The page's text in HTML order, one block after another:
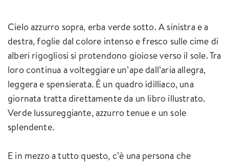
Cielo azzurro sopra, erba verde sotto. A sinistra e a
destra, foglie dal colore intenso e fresco sulle cime di
alberi rigogliosi si protendono gioiose verso il sole. Tra
loro continua a volteggiare un’ape dall’aria allegra,
leggera e spensierata. È un quadro idilliaco, una
giornata tratta direttamente da un libro illustrato.
Verde lussureggiante, azzurro tenue e un sole
splendente.
E in mezzo a tutto questo, c’è una persona che